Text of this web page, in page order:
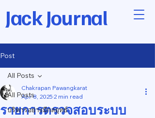
Jack Journal
Post
All Posts
บริหารอย่างมีกลยุทธ์
All Posts
รายการตรวจสอบระบบ
Chakrapan Pawangkarat
Apr 8, 2025 2 min read